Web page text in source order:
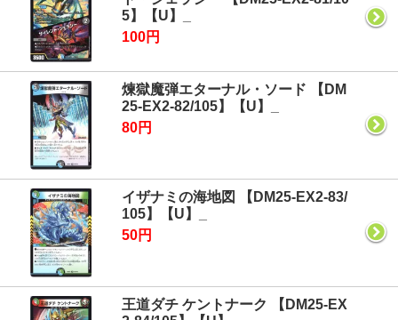
5】【U】_
100円
煉獄魔弾エターナル・ソード 【DM
25-EX2-82/105】【U】_
80円
イザナミの海地図 【DM25-EX2-83/
105】【U】_
50円
王道ダチ ケントナーク 【DM25-EX